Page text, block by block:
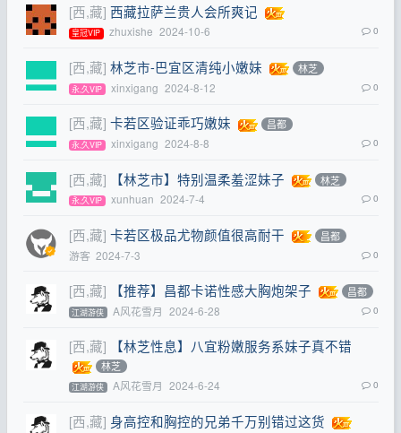
[西,藏] 西藏拉萨兰贵人会所爽记
皇冠VIP zhuxishe 2024-10-6 0
[西,藏] 林芝市-巴宜区清纯小嫩妹 林芝
永,久VIP xinxigang 2024-8-12 0
[西,藏] 卡若区验证乖巧嫩妹 昌都
永,久VIP xinxigang 2024-8-8 0
[西,藏] 【林芝市】特别温柔羞涩妹子 林芝
永,久VIP xunhuan 2024-7-4 0
[西,藏] 卡若区极品尤物颜值很高耐干 昌都
游客 2024-7-3 0
[西,藏] 【推荐】昌都卡诺性感大胸炮架子 昌都
江湖游侠 A风花雪月 2024-6-28 0
[西,藏] 【林芝性息】八宜粉嫩服务系妹子真不错
林芝
江湖游侠 A风花雪月 2024-6-24 0
[西,藏] 身高控和胸控的兄弟千万别错过这货